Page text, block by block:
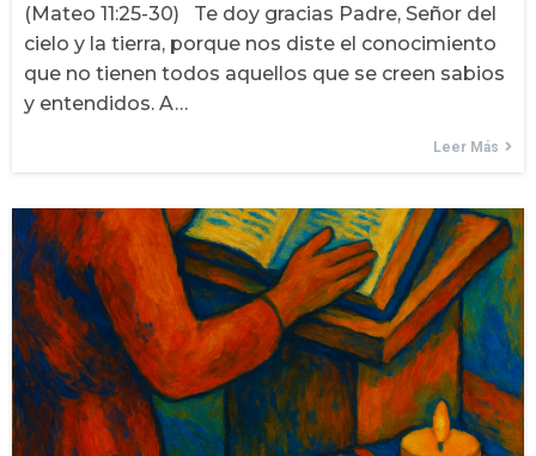
(Mateo 11:25-30) Te doy gracias Padre, Señor del
cielo y la tierra, porque nos diste el conocimiento
que no tienen todos aquellos que se creen sabios
y entendidos. A…
Leer Más